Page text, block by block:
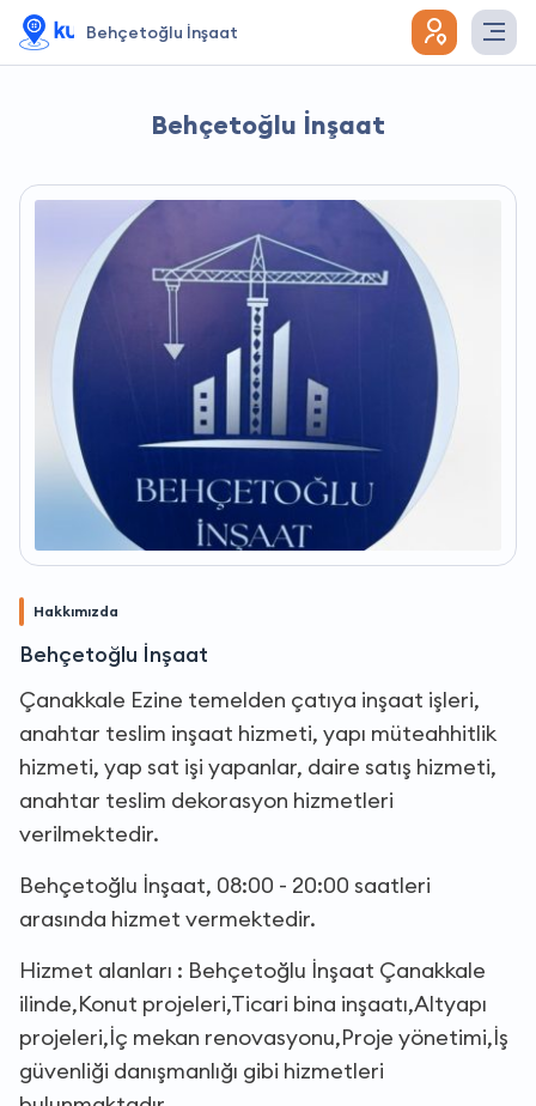
Behçetoğlu İnşaat
Behçetoğlu İnşaat
Hakkımızda
Behçetoğlu İnşaat
Çanakkale Ezine temelden çatıya inşaat işleri,
anahtar teslim inşaat hizmeti, yapı müteahhitlik
hizmeti, yap sat işi yapanlar, daire satış hizmeti,
anahtar teslim dekorasyon hizmetleri
verilmektedir.
Behçetoğlu İnşaat, 08:00 - 20:00 saatleri
arasında hizmet vermektedir.
Hizmet alanları : Behçetoğlu İnşaat Çanakkale
ilinde,Konut projeleri,Ticari bina inşaatı,Altyapı
projeleri,İç mekan renovasyonu,Proje yönetimi,İş
güvenliği danışmanlığı gibi hizmetleri